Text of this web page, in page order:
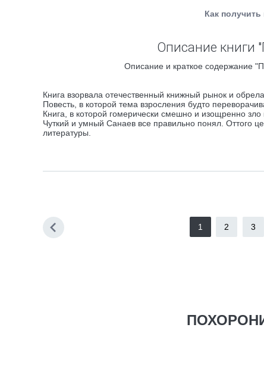
Как получить
Описание книги
Описание и краткое содержание
Книга взорвала отечественный книжный рынок и
Повесть, в которой тема взросления будто
Книга, в которой гомерически смешно и изощренно зло
Чуткий и умный Санаев все правильно понял. Оттого
литературы.
1 2 3